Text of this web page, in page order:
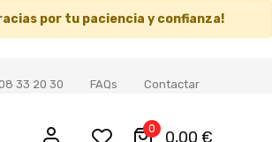
por tu paciencia y confianza!
33 20 30 FAQs Contactar
0 0,00 €